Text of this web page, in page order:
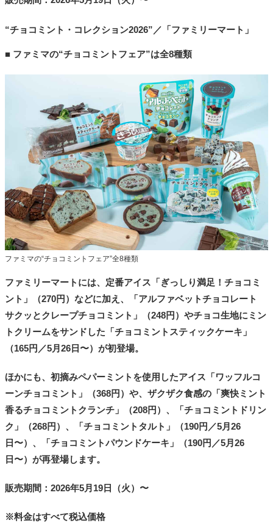
“チョコミント・コレクション2026”／「ファミリーマート」
■ ファミマの“チョコミントフェア”は全8種類
ファミマの“チョコミントフェア”全8種類
ファミリーマートには、定番アイス「ぎっしり満足！チョコミ
ント」（270円）などに加え、「アルファベットチョコレート
サクッとクレープチョコミント」（248円）やチョコ生地にミン
トクリームをサンドした「チョコミントスティックケーキ」
（165円／5月26日〜）が初登場。
ほかにも、初摘みペパーミントを使用したアイス「ワッフルコ
ーンチョコミント」（368円）や、ザクザク食感の「爽快ミント
香るチョコミントクランチ」（208円）、「チョコミントドリン
ク」（268円）、「チョコミントタルト」（190円／5月26
日〜）、「チョコミントパウンドケーキ」（190円／5月26
日〜）が再登場します。
販売期間：2026年5月19日（火）〜
※料金はすべて税込価格